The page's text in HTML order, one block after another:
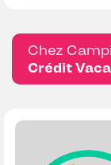
Chez
Crédit